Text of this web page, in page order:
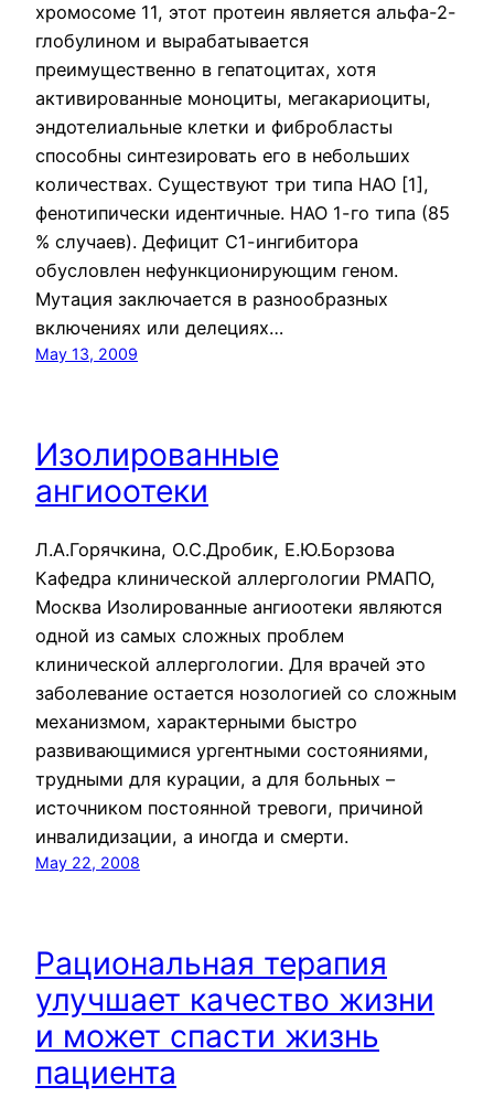
хромосоме 11, этот протеин является альфа-2-
глобулином и вырабатывается
преимущественно в гепатоцитах, хотя
активированные моноциты, мегакариоциты,
эндотелиальные клетки и фибробласты
способны синтезировать его в небольших
количествах. Существуют три типа НАО [1],
фенотипически идентичные. НАО 1-го типа (85
% случаев). Дефицит С1-ингибитора
обусловлен нефункционирующим геном.
Мутация заключается в разнообразных
включениях или делециях…
May 13, 2009
Изолированные
ангиоотеки
Л.А.Горячкина, О.С.Дробик, Е.Ю.Борзова
Кафедра клинической аллергологии РМАПО,
Москва Изолированные ангиоотеки являются
одной из самых сложных проблем
клинической аллергологии. Для врачей это
заболевание остается нозологией со сложным
механизмом, характерными быстро
развивающимися ургентными состояниями,
трудными для курации, а для больных –
источником постоянной тревоги, причиной
инвалидизации, а иногда и смерти.
May 22, 2008
Рациональная терапия
улучшает качество жизни
и может спасти жизнь
пациента